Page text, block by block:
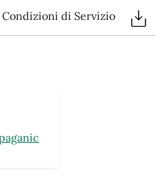
di Servizio